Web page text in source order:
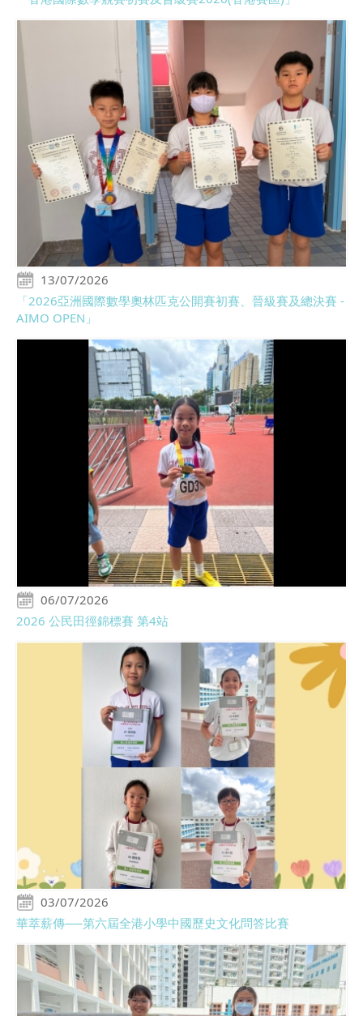
13/07/2026
「2026亞洲國際數學奧林匹克公開賽初賽、晉級賽及總決賽 -
AIMO OPEN」
06/07/2026
2026 公民田徑錦標賽 第4站
03/07/2026
華萃薪傳──第六屆全港小學中國歷史文化問答比賽